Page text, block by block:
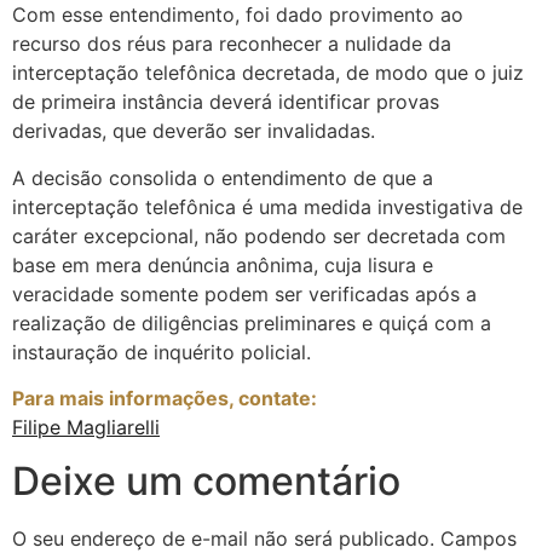
Com esse entendimento, foi dado provimento ao
recurso dos réus para reconhecer a nulidade da
interceptação telefônica decretada, de modo que o juiz
de primeira instância deverá identificar provas
derivadas, que deverão ser invalidadas.
A decisão consolida o entendimento de que a
interceptação telefônica é uma medida investigativa de
caráter excepcional, não podendo ser decretada com
base em mera denúncia anônima, cuja lisura e
veracidade somente podem ser verificadas após a
realização de diligências preliminares e quiçá com a
instauração de inquérito policial.
Para mais informações, contate:
Filipe Magliarelli
Deixe um comentário
O seu endereço de e-mail não será publicado. Campos